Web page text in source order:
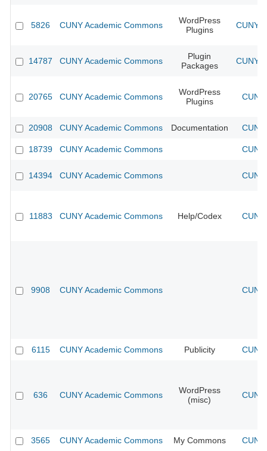
5826 CUNY Academic Commons
WordPress
Plugins
CUNY
14787 CUNY Academic Commons
Plugin
Packages
CUNY
20765 CUNY Academic Commons
WordPress
Plugins
20908 CUNY Academic Commons Documentation
18739 CUNY Academic Commons
14394 CUNY Academic Commons
11883 CUNY Academic Commons Help/Codex
9908 CUNY Academic Commons
6115 CUNY Academic Commons Publicity
636 CUNY Academic Commons
WordPress
(misc)
3565 CUNY Academic Commons My Commons